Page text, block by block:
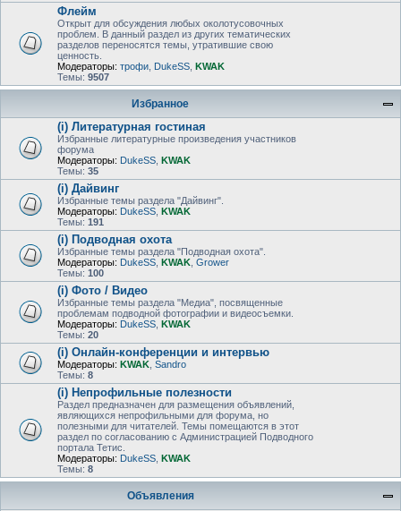
Флейм
Открыт для обсуждения любых околотусовочных
проблем. В данный раздел из других тематических
разделов переносятся темы, утратившие свою
ценность.
Модераторы: трофи DukeSS KWAK
Темы: 9507
Избранное
(i) Литературная гостиная
Избранные литературные произведения участников
форума
Модераторы: DukeSS KWAK
Темы: 35
(i) Дайвинг
Избранные темы раздела "Дайвинг".
Модераторы: DukeSS KWAK
Темы: 191
(i) Подводная охота
Избранные темы раздела "Подводная охота".
Модераторы: DukeSS KWAK Grower
Темы: 100
(i) Фото / Видео
Избранные темы раздела "Медиа", посвященные
проблемам подводной фотографии и видеосъемки.
Модераторы: DukeSS KWAK
Темы: 20
(i) Онлайн-конференции и интервью
Модераторы: KWAK Sandro
Темы: 8
(i) Непрофильные полезности
Раздел предназначен для размещения объявлений,
являющихся непрофильными для форума, но
полезными для читателей. Темы помещаются в этот
раздел по согласованию с Администрацией Подводного
портала Тетис.
Модераторы: DukeSS KWAK
Темы: 8
Объявления